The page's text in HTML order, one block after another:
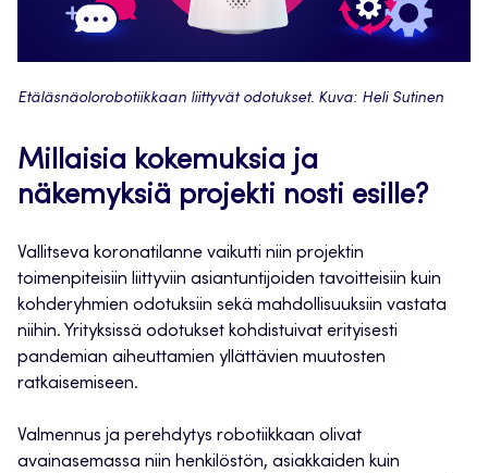
Etäläsnäolorobotiikkaan liittyvät odotukset. Kuva: Heli Sutinen
Millaisia kokemuksia ja
näkemyksiä projekti nosti esille?
Vallitseva koronatilanne vaikutti niin projektin
toimenpiteisiin liittyviin asiantuntijoiden tavoitteisiin kuin
kohderyhmien odotuksiin sekä mahdollisuuksiin vastata
niihin. Yrityksissä odotukset kohdistuivat erityisesti
pandemian aiheuttamien yllättävien muutosten
ratkaisemiseen.
Valmennus ja perehdytys robotiikkaan olivat
avainasemassa niin henkilöstön, asiakkaiden kuin